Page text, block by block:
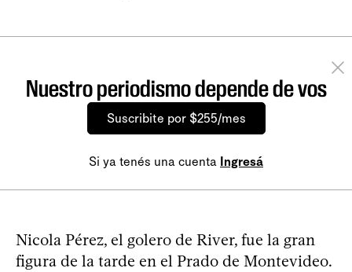
Nuestro periodismo depende de vos
Suscribite por $255/mes
Si ya tenés una cuenta Ingresá
Nicola Pérez, el golero de River, fue la gran
figura de la tarde en el Prado de Montevideo.